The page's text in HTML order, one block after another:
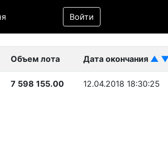
Войти
Фильтр
Объем лота Дата окончания ▲
7 598 155.00 12.04.2018 18:30:25